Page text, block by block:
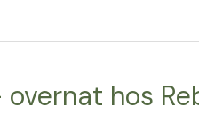
overnat hos